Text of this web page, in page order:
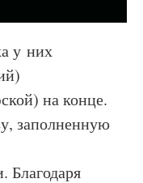
у них
на конце.
заполненную
Благодаря